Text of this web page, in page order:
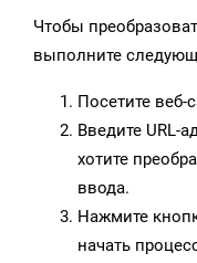
Чтобы
выполните
Посетите веб-
Введите URL-
хотите
ввода.
Нажмите
начать